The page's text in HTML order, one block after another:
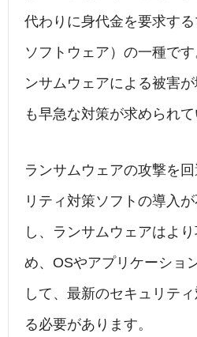
代わりに身代金を要求す
ソフトウェア）の一種で
ンサムウェアによる被害
も早急な対策が求められて
ランサムウェアの攻撃を
リティ対策ソフトの導入
し、ランサムウェアはよ
め、OSやアプリケーショ
して、最新のセキュリテ
る必要があります。